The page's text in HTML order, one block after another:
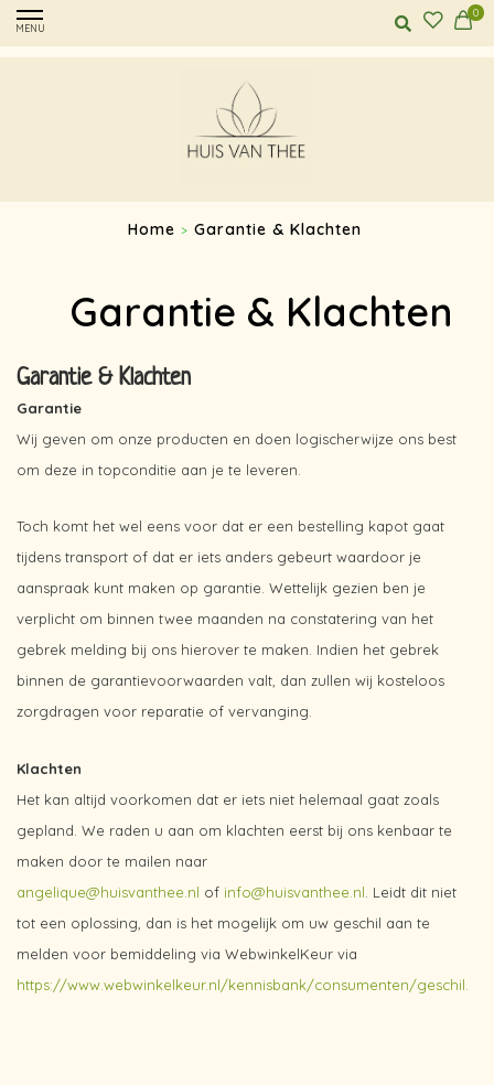
MENU
0
Home > Garantie & Klachten
Garantie & Klachten
Garantie & Klachten
Garantie
Wij geven om onze producten en doen logischerwijze ons best
om deze in topconditie aan je te leveren.
Toch komt het wel eens voor dat er een bestelling kapot gaat
tijdens transport of dat er iets anders gebeurt waardoor je
aanspraak kunt maken op garantie. Wettelijk gezien ben je
verplicht om binnen twee maanden na constatering van het
gebrek melding bij ons hierover te maken. Indien het gebrek
binnen de garantievoorwaarden valt, dan zullen wij kosteloos
zorgdragen voor reparatie of vervanging.
Klachten
Het kan altijd voorkomen dat er iets niet helemaal gaat zoals
gepland. We raden u aan om klachten eerst bij ons kenbaar te
maken door te mailen naar
angelique@huisvanthee.nl of info@huisvanthee.nl . Leidt dit niet
tot een oplossing, dan is het mogelijk om uw geschil aan te
melden voor bemiddeling via WebwinkelKeur via
https://www.webwinkelkeur.nl/kennisbank/consumenten/geschil.